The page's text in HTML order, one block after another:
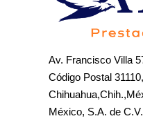
Av. Francisco Villa
Código Postal 31110,
México, S.A. de